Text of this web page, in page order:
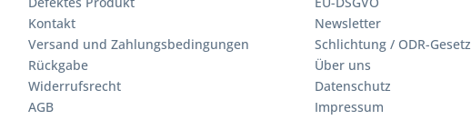
Kontakt
Versand und Zahlungsbedingungen
Rückgabe
Widerrufsrecht
AGB
Newsletter
Schlichtung / ODR-Gesetz
Über uns
Datenschutz
Impressum